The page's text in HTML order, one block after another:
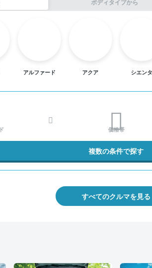
ボディタイプから
アルファード アクア シエンタ
価格帯
複数の条件で探す
すべてのクルマを見る